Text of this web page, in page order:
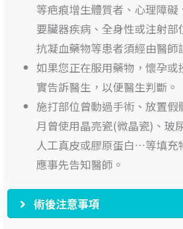
等疤痕增生體質者、心理障礙
要臟器疾病、全身性或注射部
抗凝血藥物等患者須經由醫師
如果您正在服用藥物，懷孕或
實告訴醫生，以便醫生判斷。
施打部位曾動過手術、放置假
月曾使用晶亮瓷(微晶瓷)、玻
人工真皮或膠原蛋白…等填充
應事先告知醫師。
術後注意事項